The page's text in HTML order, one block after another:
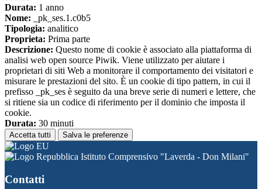
Durata: 1 anno
Nome: _pk_ses.1.c0b5
Tipologia: analitico
Proprieta: Prima parte
Descrizione: Questo nome di cookie è associato alla piattaforma di
analisi web open source Piwik. Viene utilizzato per aiutare i
proprietari di siti Web a monitorare il comportamento dei visitatori e
misurare le prestazioni del sito. È un cookie di tipo pattern, in cui il
prefisso _pk_ses è seguito da una breve serie di numeri e lettere, che
si ritiene sia un codice di riferimento per il dominio che imposta il
cookie.
Durata: 30 minuti
Accetta tutti Salva le preferenze
Istituto Comprensivo "Laverda - Don Milani"
Contatti